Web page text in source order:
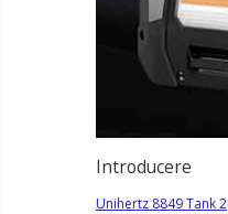
Introducere
Unihertz 8849 Tank 2